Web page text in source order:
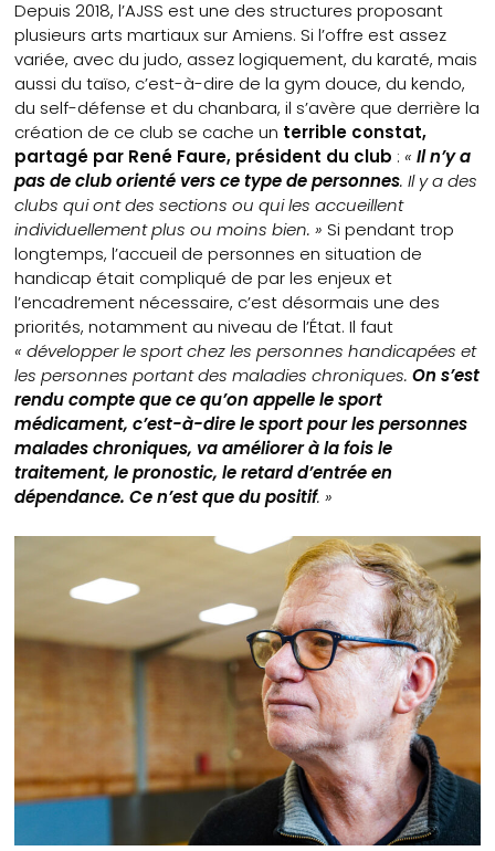
Depuis 2018, l’AJSS est une des structures proposant
plusieurs arts martiaux sur Amiens. Si l’offre est assez
variée, avec du judo, assez logiquement, du karaté, mais
aussi du taïso, c’est-à-dire de la gym douce, du kendo,
du self-défense et du chanbara, il s’avère que derrière la
création de ce club se cache un terrible constat,
partagé par René Faure, président du club :«Il n’y a
pas de club orienté vers ce type de personnes. Il y a des
clubs qui ont des sections ou qui les accueillent
individuellement plus ou moins bien. » Si pendant trop
longtemps, l’accueil de personnes en situation de
handicap était compliqué de par les enjeux et
l’encadrement nécessaire, c’est désormais une des
priorités, notamment au niveau de l’État. Il faut
« développer le sport chez les personnes handicapées et
les personnes portant des maladies chroniques.On s’est
rendu compte que ce qu’on appelle le sport
médicament, c’est-à-dire le sport pour les personnes
malades chroniques, va améliorer à la fois le
traitement, le pronostic, le retard d’entrée en
dépendance. Ce n’est que du positif. »